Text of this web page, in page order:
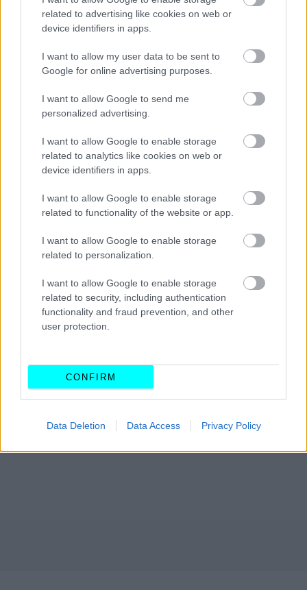
related to advertising like cookies on web or
device identifiers in apps.
I want to allow my user data to be sent to
Google for online advertising purposes.
I want to allow Google to send me
personalized advertising.
I want to allow Google to enable storage
related to analytics like cookies on web or
device identifiers in apps.
I want to allow Google to enable storage
related to functionality of the website or app.
I want to allow Google to enable storage
related to personalization.
I want to allow Google to enable storage
related to security, including authentication
functionality and fraud prevention, and other
user protection.
CONFIRM
Data Deletion Data Access Privacy Policy